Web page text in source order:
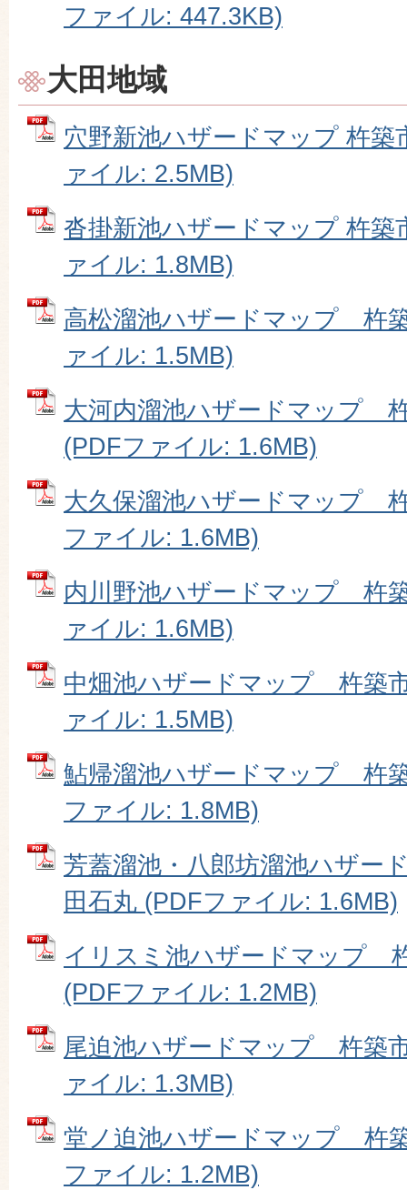
ファイル: 447.3KB)
大田地域
穴野新池ハザードマップ 杵築
ァイル: 2.5MB)
沓掛新池ハザードマップ 杵築
ァイル: 1.8MB)
高松溜池ハザードマップ 杵
ァイル: 1.5MB)
大河内溜池ハザードマップ
(PDFファイル: 1.6MB)
大久保溜池ハザードマップ
ファイル: 1.6MB)
内川野池ハザードマップ 杵
ァイル: 1.6MB)
中畑池ハザードマップ 杵築
ァイル: 1.5MB)
鮎帰溜池ハザードマップ 杵
ファイル: 1.8MB)
芳蓋溜池・八郎坊溜池ハザー
田石丸 (PDFファイル: 1.6MB)
イリスミ池ハザードマップ
(PDFファイル: 1.2MB)
尾迫池ハザードマップ 杵築
ァイル: 1.3MB)
堂ノ迫池ハザードマップ 杵
ファイル: 1.2MB)